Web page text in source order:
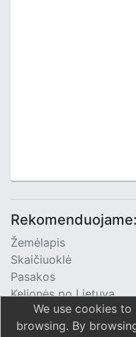
Rekomenduojame:
Žemėlapis
Skaičiuoklė
Pasakos
Kelionės po Lietuvą
TV Programa
We use cookies
browsing. By